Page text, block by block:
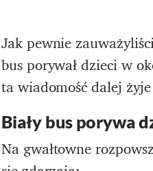
Jak pewnie
bus porywał dzieci w
ta wiadomość dalej
Biały bus porywa
Na gwałtowne